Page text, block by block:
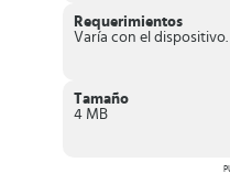
pocos segundos,verás
constelaciones en la pantalla.
posición en la que están, entre
planetas y constelaciones
Ingresa el nombre de lo que
Características de
Requerimientos
Varía con el dispositivo.
Tamaño
4 MB